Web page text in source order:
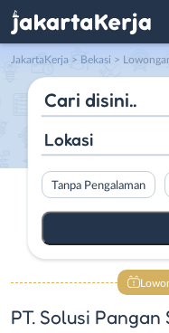
JakartaKerja > Bekasi >
Lokasi
Tanpa Pengalaman
PT. Solusi